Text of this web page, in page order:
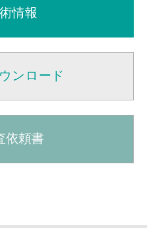
情報
ンロード
依頼書